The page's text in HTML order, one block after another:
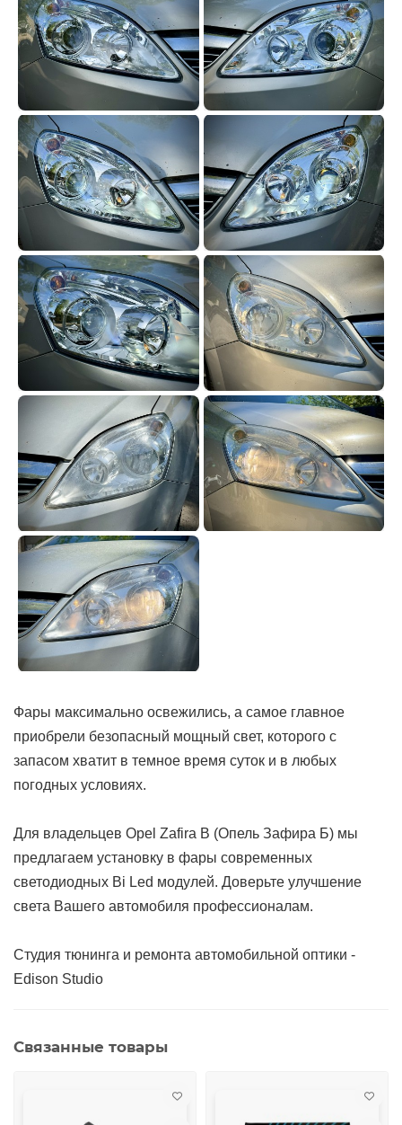
Фары максимально освежились, а самое главное
приобрели безопасный мощный свет, которого с
запасом хватит в темное время суток и в любых
погодных условиях.
Для владельцев Opel Zafira B (Опель Зафира Б) мы
предлагаем установку в фары современных
светодиодных Bi Led модулей. Доверьте улучшение
света Вашего автомобиля профессионалам.
Студия тюнинга и ремонта автомобильной оптики -
Edison Studio
Связанные товары